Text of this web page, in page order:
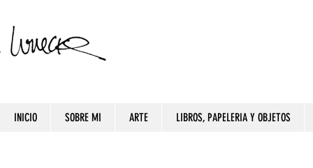
INICIO SOBRE MI ARTE LIBROS, PAPELERIA Y OBJETOS